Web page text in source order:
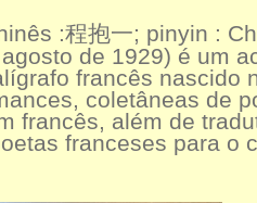
:程抱一; pinyin :
de 1929) é um
francês nascido
coletâneas de
francês, além de
franceses para o